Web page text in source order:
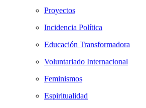
Proyectos
Incidencia Política
Educación Transformadora
Voluntariado Internacional
Feminismos
Espiritualidad